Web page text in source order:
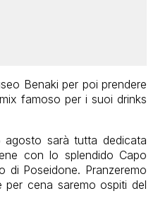
Benaki per poi prendere
famoso per i suoi drinks
sarà tutta dedicata
con lo splendido Capo
di Poseidone. Pranzeremo
per cena saremo ospiti del